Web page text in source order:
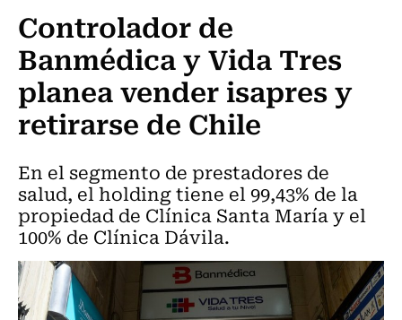
Controlador de
Banmédica y Vida Tres
planea vender isapres y
retirarse de Chile
En el segmento de prestadores de
salud, el holding tiene el 99,43% de la
propiedad de Clínica Santa María y el
100% de Clínica Dávila.